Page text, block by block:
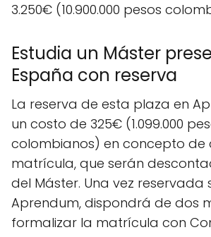
3.250€ (10.900.000 pesos
Estudia un Máster
España con reserva
La reserva de esta plaza en
un costo de 325€ (1.099.000
colombianos) en concepto de
matrícula, que serán
del Máster. Una vez reservada
Aprendum, dispondrá de dos
formalizar la matrícula con